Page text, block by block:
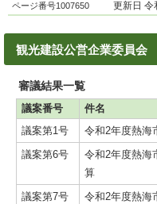
ページ番号1007650 更新日 令
観光建設公営企業委員会
審議結果一覧
議案番号
件名
議案第1号
令和2年度熱海
議案第6号
令和2年度熱海
算
議案第7号
令和2年度熱海